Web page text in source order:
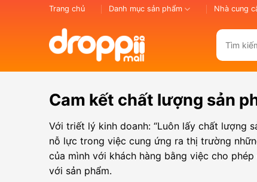
Trang chủ Danh mục sản phẩm Nhà cung
kiếm:
Cam kết chất lượng sản
Với triết lý kinh doanh: “Luôn lấy chất lượng
nỗ lực trong việc cung ứng ra thị trường
của mình với khách hàng bằng việc cho
với sản phẩm.